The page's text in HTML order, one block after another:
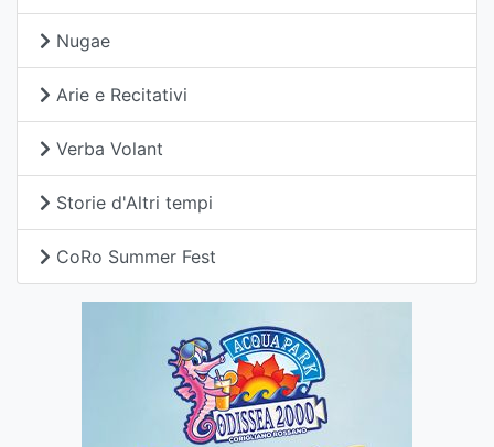
Nugae
Arie e Recitativi
Verba Volant
Storie d'Altri tempi
CoRo Summer Fest